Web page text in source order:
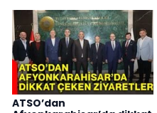
ATSO’dan